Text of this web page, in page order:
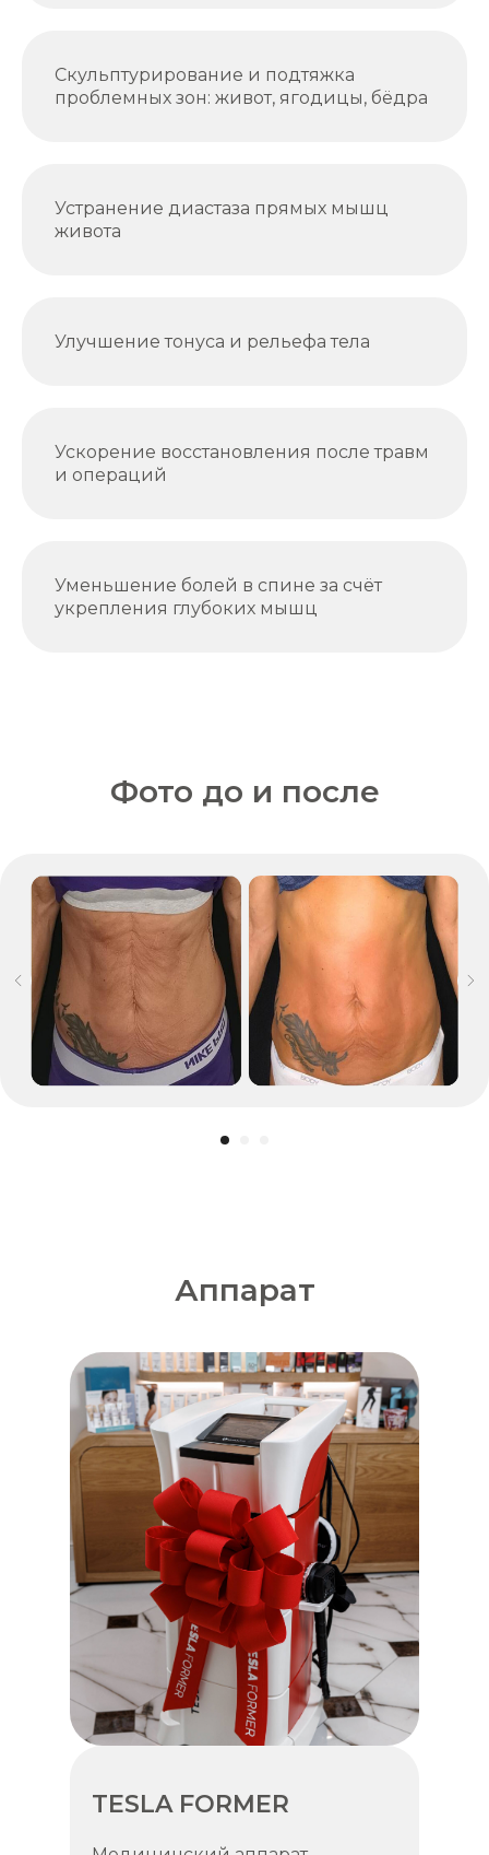
Скульптурирование и подтяжка
проблемных зон: живот, ягодицы, бёдра
Устранение диастаза прямых мышц
живота
Улучшение тонуса и рельефа тела
Ускорение восстановления после травм
и операций
Уменьшение болей в спине за счёт
укрепления глубоких мышц
Фото до и после
Аппарат
TESLA FORMER